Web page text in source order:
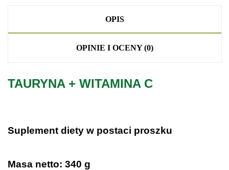
OPIS
OPINIE I OCENY (0)
TAURYNA + WITAMINA C
Suplement diety w postaci proszku
Masa netto: 340 g